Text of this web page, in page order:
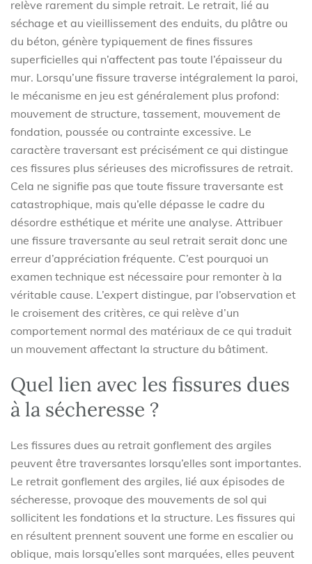
relève rarement du simple retrait. Le retrait, lié au
séchage et au vieillissement des enduits, du plâtre ou
du béton, génère typiquement de fines fissures
superficielles qui n’affectent pas toute l’épaisseur du
mur. Lorsqu’une fissure traverse intégralement la paroi,
le mécanisme en jeu est généralement plus profond:
mouvement de structure, tassement, mouvement de
fondation, poussée ou contrainte excessive. Le
caractère traversant est précisément ce qui distingue
ces fissures plus sérieuses des microfissures de retrait.
Cela ne signifie pas que toute fissure traversante est
catastrophique, mais qu’elle dépasse le cadre du
désordre esthétique et mérite une analyse. Attribuer
une fissure traversante au seul retrait serait donc une
erreur d’appréciation fréquente. C’est pourquoi un
examen technique est nécessaire pour remonter à la
véritable cause. L’expert distingue, par l’observation et
le croisement des critères, ce qui relève d’un
comportement normal des matériaux de ce qui traduit
un mouvement affectant la structure du bâtiment.
Quel lien avec les fissures dues
à la sécheresse ?
Les fissures dues au retrait gonflement des argiles
peuvent être traversantes lorsqu’elles sont importantes.
Le retrait gonflement des argiles, lié aux épisodes de
sécheresse, provoque des mouvements de sol qui
sollicitent les fondations et la structure. Les fissures qui
en résultent prennent souvent une forme en escalier ou
oblique, mais lorsqu’elles sont marquées, elles peuvent